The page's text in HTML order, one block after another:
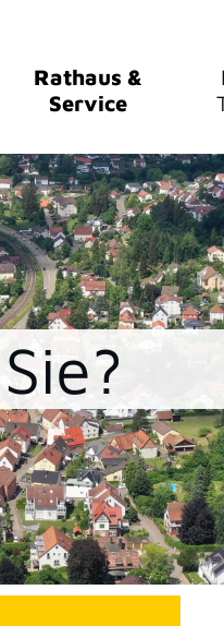
Rathaus &
Service